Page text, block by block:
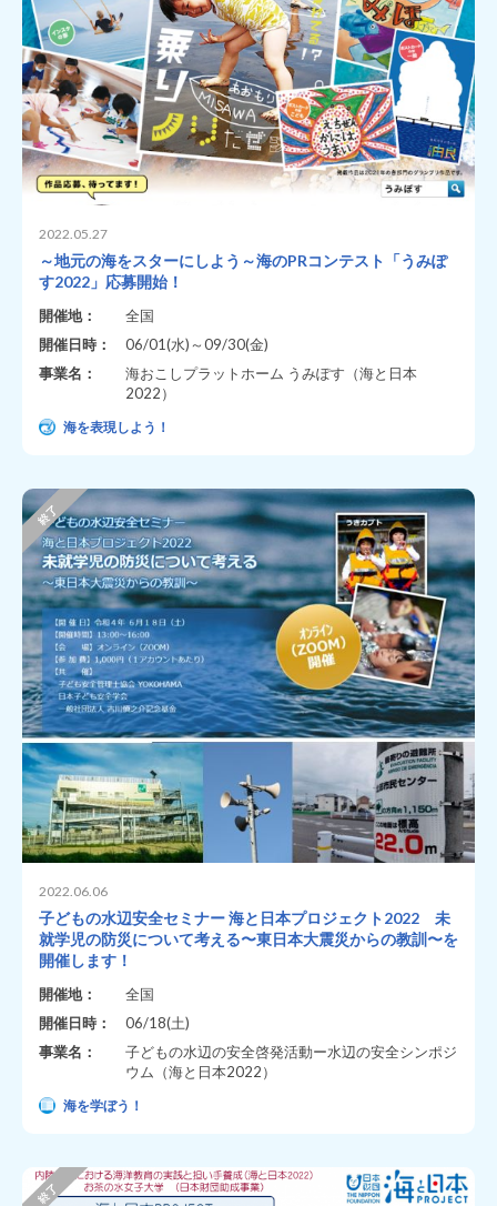
2022.05.27
～地元の海をスターにしよう～海のPRコンテスト「うみぽ
す2022」応募開始！
開催地：
全国
開催日時：
06/01(水)～09/30(金)
事業名：
海おこしプラットホーム うみぽす（海と日本
2022）
海を表現しよう！
2022.06.06
子どもの水辺安全セミナー 海と日本プロジェクト2022 未
就学児の防災について考える〜東日本大震災からの教訓〜を
開催します！
開催地：
全国
開催日時：
06/18(土)
事業名：
子どもの水辺の安全啓発活動ー水辺の安全シンポジ
ウム（海と日本2022）
海を学ぼう！